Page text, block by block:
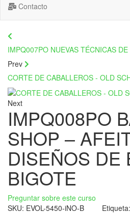
Contacto
IMPQ007PO NUEVAS TÉCNICAS
Prev
CORTE DE CABALLEROS - OLD
Next
IMPQ008PO
SHOP –
DISEÑOS DE
BIGOTE
Preguntar sobre este curso
SKU: EVOL-5450-iNO-B Etiqueta: